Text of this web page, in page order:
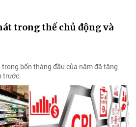
trong thế chủ động và
bốn tháng đầu của năm đã tăng
trước.